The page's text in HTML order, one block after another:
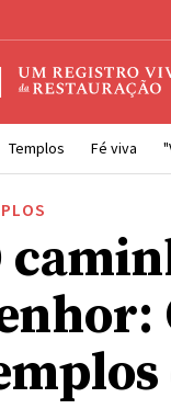
Templos Fé viva